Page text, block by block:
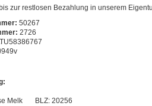
zur restlosen Bezahlung in unserem
50267
2726
Melk BLZ: 20256